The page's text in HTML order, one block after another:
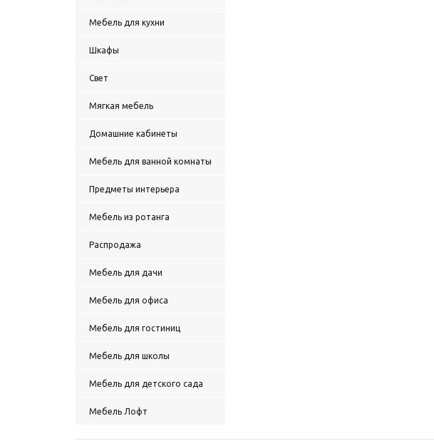
Мебель для кухни
Шкафы
Свет
Мягкая мебель
Домашние кабинеты
Мебель для ванной комнаты
Предметы интерьера
Мебель из ротанга
Распродажа
Мебель для дачи
Мебель для офиса
Мебель для гостиниц
Мебель для школы
Мебель для детского сада
Мебель Лофт